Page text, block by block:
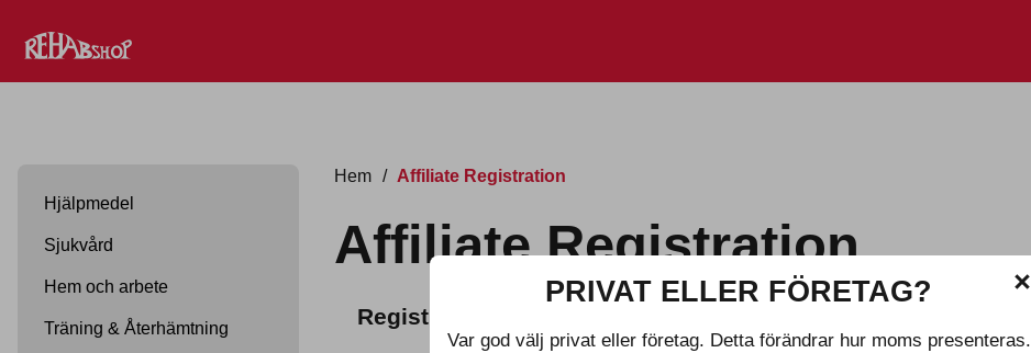
Hjälpmedel
Sjukvård
Hem och arbete
Träning & Återhämtning
Hem / Affiliate Registration
Affiliate Registration
Registrera ett nytt affiliate-konto
PRIVAT ELLER FÖRETAG?
Var god välj privat eller företag. Detta förändrar hur moms presenteras.